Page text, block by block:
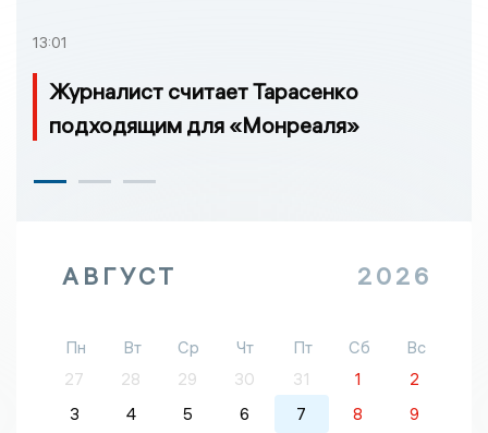
13:01
Журналист считает Тарасенко
подходящим для «Монреаля»
АВГУСТ 2026
Пн Вт Ср Чт Пт Сб
Вс
27
28 29 30 31 1
2
3
4 5 6 7 8 9